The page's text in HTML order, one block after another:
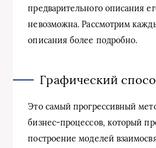
предварительного описания
невозможна. Рассмотрим
описания более подробно.
Графический
Это самый прогрессивный
бизнес-процессов, который
построение моделей